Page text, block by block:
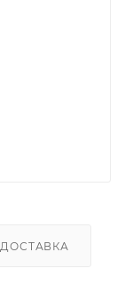
ДОСТАВКА